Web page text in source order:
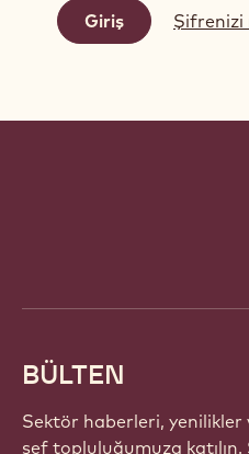
Şifrenizi
BÜLTEN
Sektör haberleri,
şef topluluğumuza